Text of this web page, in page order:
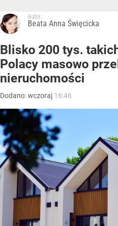
Autor:
Beata Anna Święcicka
Blisko 200 tys.
Polacy masowo
nieruchomości
Dodano:wczoraj 16:46